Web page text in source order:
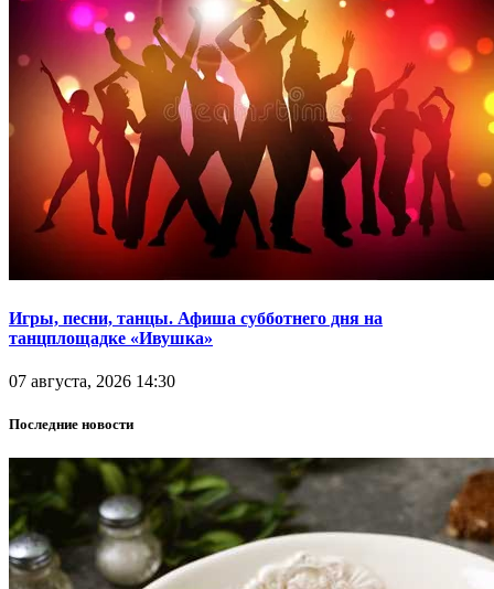
Игры, песни, танцы. Афиша субботнего дня на
танцплощадке «Ивушка»
07 августа, 2026 14:30
Последние новости